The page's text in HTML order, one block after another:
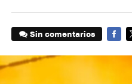
Sin comentarios